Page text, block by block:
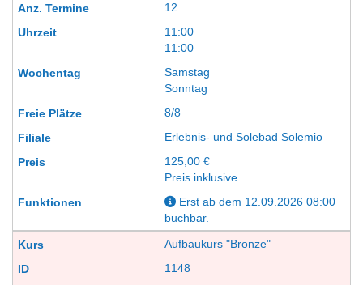
12
11:00
11:00
Samstag
Sonntag
8/8
Erlebnis- und Solebad Solemio
125,00 €
Preis inklusive...
Erst ab dem 12.09.2026 08:00
buchbar.
Aufbaukurs "Bronze"
1148